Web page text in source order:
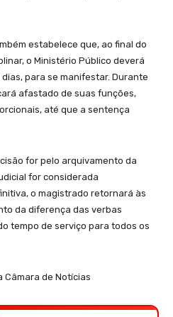
estabelece que, ao final do
o Ministério Público deverá
para se manifestar. Durante
afastado de suas funções,
até que a sentença
for pelo arquivamento da
for considerada
o magistrado retornará às
da diferença das verbas
tempo de serviço para todos os
Câmara de Notícias